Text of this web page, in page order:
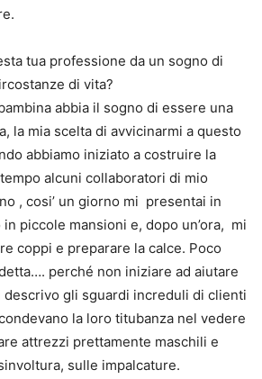
tua professione da un sogno di
di vita?
abbia il sogno di essere una
la mia scelta di avvicinarmi a questo
abbiamo iniziato a costruire la
alcuni collaboratori di mio
, cosi’ un giorno mi presentai in
piccole mansioni e, dopo un’ora, mi
coppi e preparare la calce. Poco
perché non iniziare ad aiutare
gli sguardi increduli di clienti
la loro titubanza nel vedere
attrezzi prettamente maschili e
sulle impalcature.